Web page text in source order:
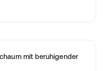
mit beruhigender